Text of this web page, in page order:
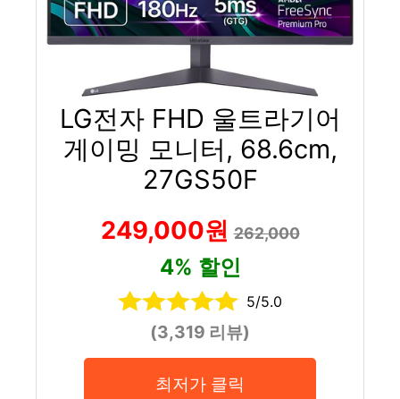
LG전자 FHD 울트라기어
게이밍 모니터, 68.6cm,
27GS50F
249,000원262,000
4% 할인
5/5.0
(3,319 리뷰)
최저가 클릭